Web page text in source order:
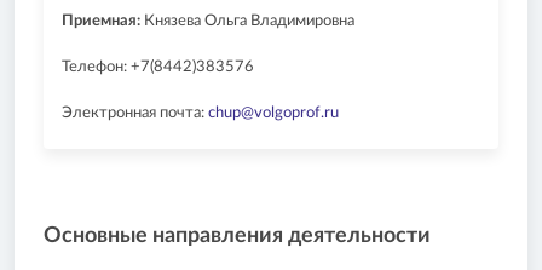
Приемная: Князева Ольга Владимировна
Телефон: +7(8442)383576
Электронная почта: chup@volgoprof.ru
Основные направления деятельности